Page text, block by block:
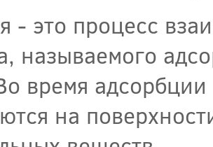
- это процесс
называемого
время
на